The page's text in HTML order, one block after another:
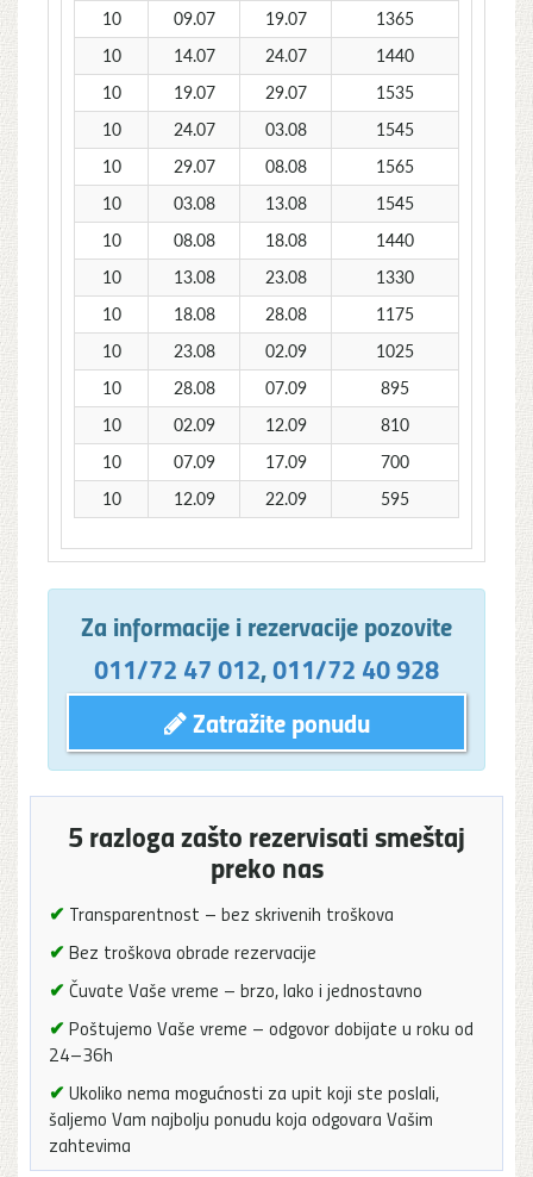
10
09.07 19.07
1365
10
14.07 24.07
1440
10
19.07 29.07
1535
10
24.07 03.08
1545
10
29.07 08.08
1565
10
03.08 13.08
1545
10
08.08 18.08
1440
10
13.08 23.08
1330
10
18.08 28.08
1175
10
23.08 02.09
1025
10
28.08 07.09
895
10
02.09 12.09
810
10
07.09 17.09
700
10
12.09 22.09 595
Za informacije i rezervacije pozovite
011/72 47 012,011/72 40 928
Zatražite ponudu
5 razloga zašto rezervisati smeštaj
preko nas
✔ Transparentnost – bez skrivenih troškova
✔ Bez troškova obrade rezervacije
✔ Čuvate Vaše vreme – brzo, lako i jednostavno
✔ Poštujemo Vaše vreme – odgovor dobijate u roku od
24–36h
✔ Ukoliko nema mogućnosti za upit koji ste poslali,
šaljemo Vam najbolju ponudu koja odgovara Vašim
zahtevima